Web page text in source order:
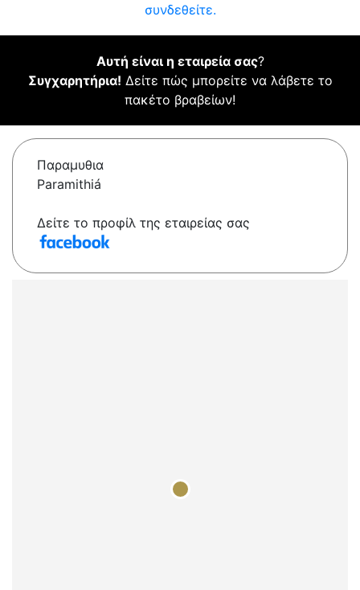
συνδεθείτε.
Αυτή είναι η εταιρεία σας?
Συγχαρητήρια! Δείτε πώς μπορείτε να λάβετε το
πακέτο βραβείων!
Παραμυθια
Paramithiá
Δείτε το προφίλ της εταιρείας σας